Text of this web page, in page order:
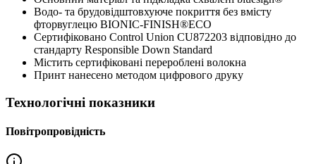
Водо- та брудовідштовхуюче покриття без вмісту
фторвуглецю BIONIC-FINISH®ECO
Сертифіковано Control Union CU872203 відповідно до
стандарту Responsible Down Standard
Містить сертифіковані перероблені волокна
Принт нанесено методом цифрового друку
Технологічні показники
Повітропровідність